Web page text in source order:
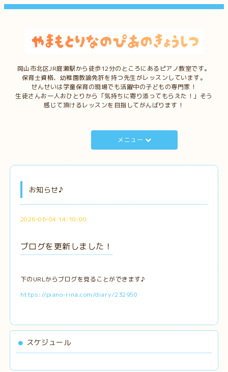
岡山市北区JR庭瀬駅から徒歩12分のところにあるピアノ教室です。
保育士資格、幼稚園教諭免許を持つ先生がレッスンしています。
せんせいは学童保育の現場でも活躍中の子どもの専門家！
生徒さんお一人おひとりから「気持ちに寄り添ってもらえた！」そう
感じて頂けるレッスンを目指してがんばります！
メニュー
お知らせ♪
2026-06-04 14:10:00
ブログを更新しました！
下のURLからブログを見ることができます♪
https://piano-rina.com/diary/232950
スケジュール